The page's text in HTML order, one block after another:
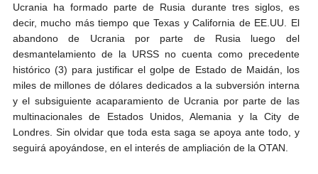
Ucrania ha formado parte de Rusia durante tres siglos, es
decir, mucho más tiempo que Texas y California de EE.UU. El
abandono de Ucrania por parte de Rusia luego del
desmantelamiento de la URSS no cuenta como precedente
histórico (3) para justificar el golpe de Estado de Maidán, los
miles de millones de dólares dedicados a la subversión interna
y el subsiguiente acaparamiento de Ucrania por parte de las
multinacionales de Estados Unidos, Alemania y la City de
Londres. Sin olvidar que toda esta saga se apoya ante todo, y
seguirá apoyándose, en el interés de ampliación de la OTAN.